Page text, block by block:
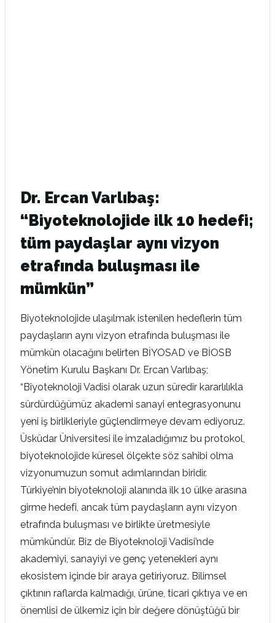
Dr. Ercan Varlıbaş:
“Biyoteknolojide ilk 10 hedefi;
tüm paydaşlar aynı vizyon
etrafında buluşması ile
mümkün”
Biyoteknolojide ulaşılmak istenilen hedeflerin tüm
paydaşların aynı vizyon etrafında buluşması ile
mümkün olacağını belirten BİYOSAD ve BİOSB
Yönetim Kurulu Başkanı Dr. Ercan Varlıbaş;
“Biyoteknoloji Vadisi olarak uzun süredir kararlılıkla
sürdürdüğümüz akademi sanayi entegrasyonunu
yeni iş birlikleriyle güçlendirmeye devam ediyoruz.
Üsküdar Üniversitesi ile imzaladığımız bu protokol,
biyoteknolojide küresel ölçekte söz sahibi olma
vizyonumuzun somut adımlarından biridir.
Türkiye’nin biyoteknoloji alanında ilk 10 ülke arasına
girme hedefi, ancak tüm paydaşların aynı vizyon
etrafında buluşması ve birlikte üretmesiyle
mümkündür. Biz de Biyoteknoloji Vadisi’nde
akademiyi, sanayiyi ve genç yetenekleri aynı
ekosistem içinde bir araya getiriyoruz. Bilimsel
çıktının raflarda kalmadığı, ürüne, ticari çıktıya ve en
önemlisi de ülkemiz için bir değere dönüştüğü bir